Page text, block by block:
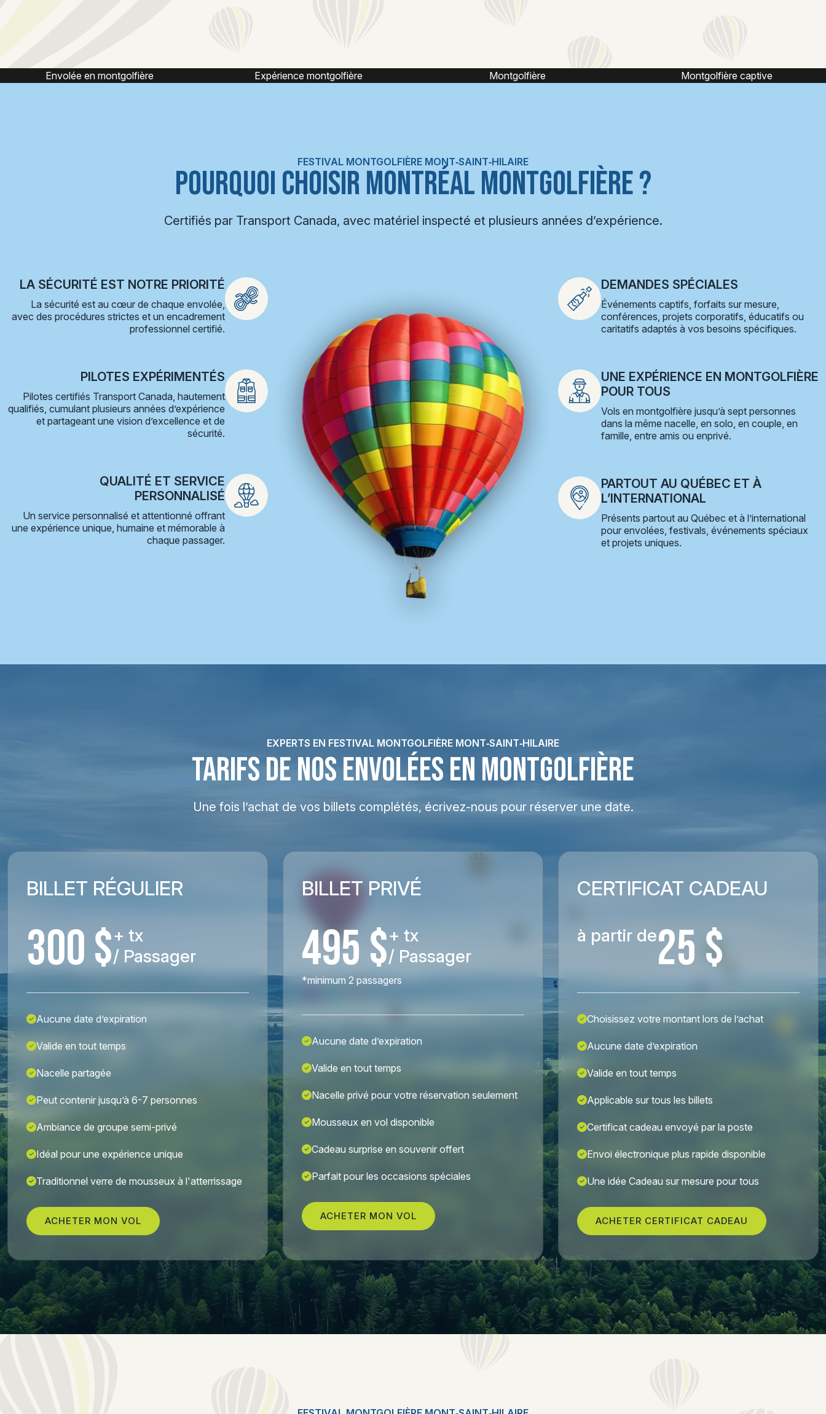
Expérience montgolfière Montgolfière Montgolfière captive Vol captif montgolfière
FESTIVAL MONTGOLFIÈRE MONT‑SAINT‑HILAIRE
POURQUOI CHOISIR MONTRÉAL MONTGOLFIÈRE ?
Certifiés par Transport Canada, avec matériel inspecté et plusieurs années d’expérience.
LA SÉCURITÉ EST NOTRE PRIORITÉ
La sécurité est au cœur de chaque envolée,
avec des procédures strictes et un encadrement
professionnel certifié.
PILOTES EXPÉRIMENTÉS
Pilotes certifiés Transport Canada, hautement
qualifiés, cumulant plusieurs années d’expérience
et partageant une vision d’excellence et de
sécurité.
QUALITÉ ET SERVICE
PERSONNALISÉ
Un service personnalisé et attentionné offrant
une expérience unique, humaine et mémorable à
chaque passager.
DEMANDES SPÉCIALES
Événements captifs, forfaits sur mesure,
conférences, projets corporatifs, éducatifs ou
caritatifs adaptés à vos besoins spécifiques.
UNE EXPÉRIENCE EN MONTGOLFIÈRE
POUR TOUS
Vols en montgolfière jusqu’à sept personnes
dans la même nacelle, en solo, en couple, en
famille, entre amis ou enprivé.
PARTOUT AU QUÉBEC ET À
L’INTERNATIONAL
Présents partout au Québec et à l’international
pour envolées, festivals, événements spéciaux
et projets uniques.
EXPERTS EN FESTIVAL MONTGOLFIÈRE MONT‑SAINT‑HILAIRE
TARIFS DE NOS ENVOLÉES EN MONTGOLFIÈRE
Une fois l’achat de vos billets complétés, écrivez-nous pour réserver une date.
BILLET RÉGULIER
300 $+ tx
/ Passager
Aucune date d’expiration
Valide en tout temps
Nacelle partagée
Peut contenir jusqu’à 6-7 personnes
Ambiance de groupe semi-privé
Idéal pour une expérience unique
Traditionnel verre de mousseux à l'atterrissage
ACHETER MON VOL
BILLET PRIVÉ
495 $+ tx
/ Passager
*minimum 2 passagers
Aucune date d’expiration
Valide en tout temps
Nacelle privé pour votre réservation seulement
Mousseux en vol disponible
Cadeau surprise en souvenir offert
Parfait pour les occasions spéciales
ACHETER MON VOL
CERTIFICAT CADEAU
à partir de25 $
Choisissez votre montant lors de l’achat
Aucune date d’expiration
Valide en tout temps
Applicable sur tous les billets
Certificat cadeau envoyé par la poste
Envoi électronique plus rapide disponible
Une idée Cadeau sur mesure pour tous
ACHETER CERTIFICAT CADEAU